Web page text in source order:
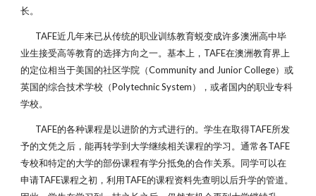
长。
TAFE近几年来已从传统的职业训练教育蜕变成许多澳洲高中毕
业生接受高等教育的选择方向之一。基本上，TAFE在澳洲教育界上
的定位相当于美国的社区学院（Community and Junior College）或
英国的综合技术学校（Polytechnic System），或者国内的职业专科
学校。
TAFE的各种课程是以进阶的方式进行的。学生在取得TAFE所发
予的文凭之后，能再转学到大学继续相关课程的学习。通常各TAFE
专校和特定的大学的部份课程有学分抵免的合作关系。同学可以在
申请TAFE课程之初，利用TAFE的课程资料先查明以后升学的管道。